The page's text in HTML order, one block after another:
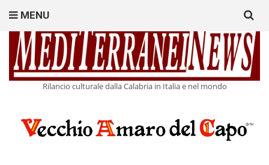
Rilancio culturale dalla Calabria in Italia e nel mondo
MENU
for: